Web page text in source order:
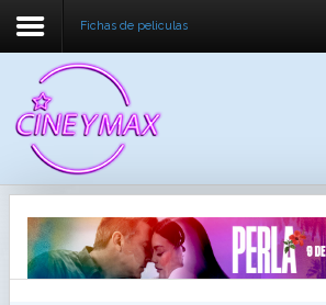
Fichas de peliculas
RECUÉRDEME
IDENTIFICARSE
REGISTER